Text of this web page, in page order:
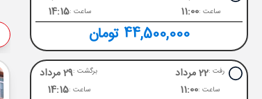
ساعت :11:00 ساعت :14:15
44,500,000 تومان
رفت :22 مرداد
ساعت :11:00
برگشت :29 مرداد
ساعت :14:15